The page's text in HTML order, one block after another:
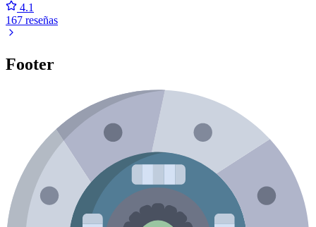
4.1
167 reseñas
Footer